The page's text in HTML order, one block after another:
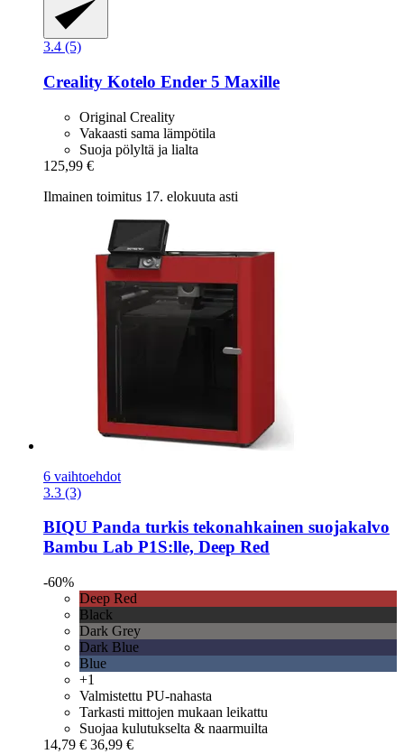
3.4 (5)
Creality Kotelo Ender 5 Maxille
Original Creality
Vakaasti sama lämpötila
Suoja pölyltä ja lialta
125,99 €
Ilmainen toimitus 17. elokuuta asti
6 vaihtoehdot
3.3 (3)
BIQU Panda turkis tekonahkainen suojakalvo
Bambu Lab P1S:lle, Deep Red
-60%
Deep Red
Black
Dark Grey
Dark Blue
Blue
+1
Valmistettu PU-nahasta
Tarkasti mittojen mukaan leikattu
Suojaa kulutukselta & naarmuilta
14,79 € 36,99 €